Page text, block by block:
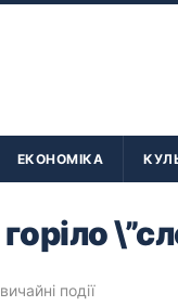
ЕКОНОМІКА
події